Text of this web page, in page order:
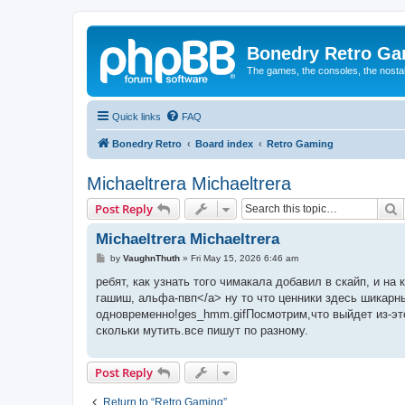
Bonedry Retro
The games, the consoles, the
Quick links FAQ
Bonedry Retro Board index Retro Gaming
Michaeltrera Michaeltrera
Post Reply
Michaeltrera Michaeltrera
P
s
by VaughnThuth» Fri May 15, 2026 6:46 am
ребят, как узнать того чимакала добавил в скайп, и
гашиш, альфа-пвп</a> ну то что ценники здесь
одновременно!ges_hmm.gifПосмотрим,что выйдет из-
скольки мутить.все пишут по разному.
Post Reply
Return to “Retro Gaming”